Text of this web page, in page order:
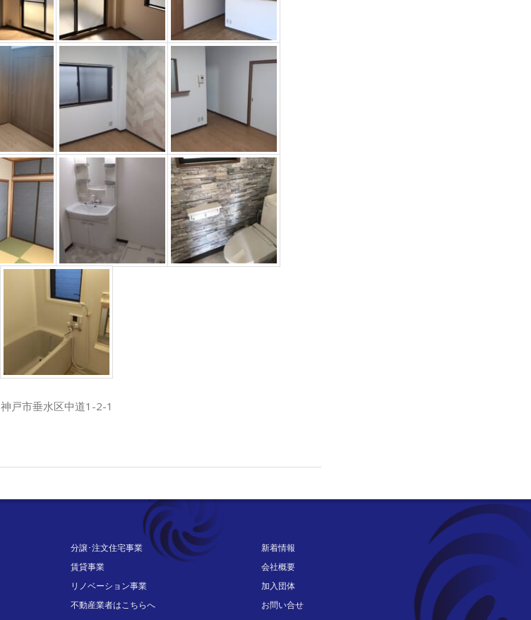
神戸市垂水区中道1-2-1
分譲･注文住宅事業
賃貸事業
リノベーション事業
不動産業者はこちらへ
新着情報
会社概要
加入団体
お問い合せ